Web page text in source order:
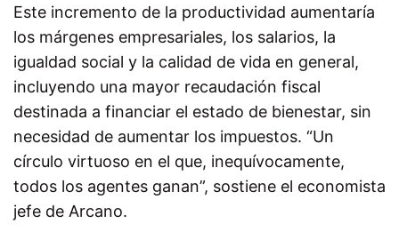
Este incremento de la productividad aumentaría
los márgenes empresariales, los salarios, la
igualdad social y la calidad de vida en general,
incluyendo una mayor recaudación fiscal
destinada a financiar el estado de bienestar, sin
necesidad de aumentar los impuestos. “Un
círculo virtuoso en el que, inequívocamente,
todos los agentes ganan”, sostiene el economista
jefe de Arcano.